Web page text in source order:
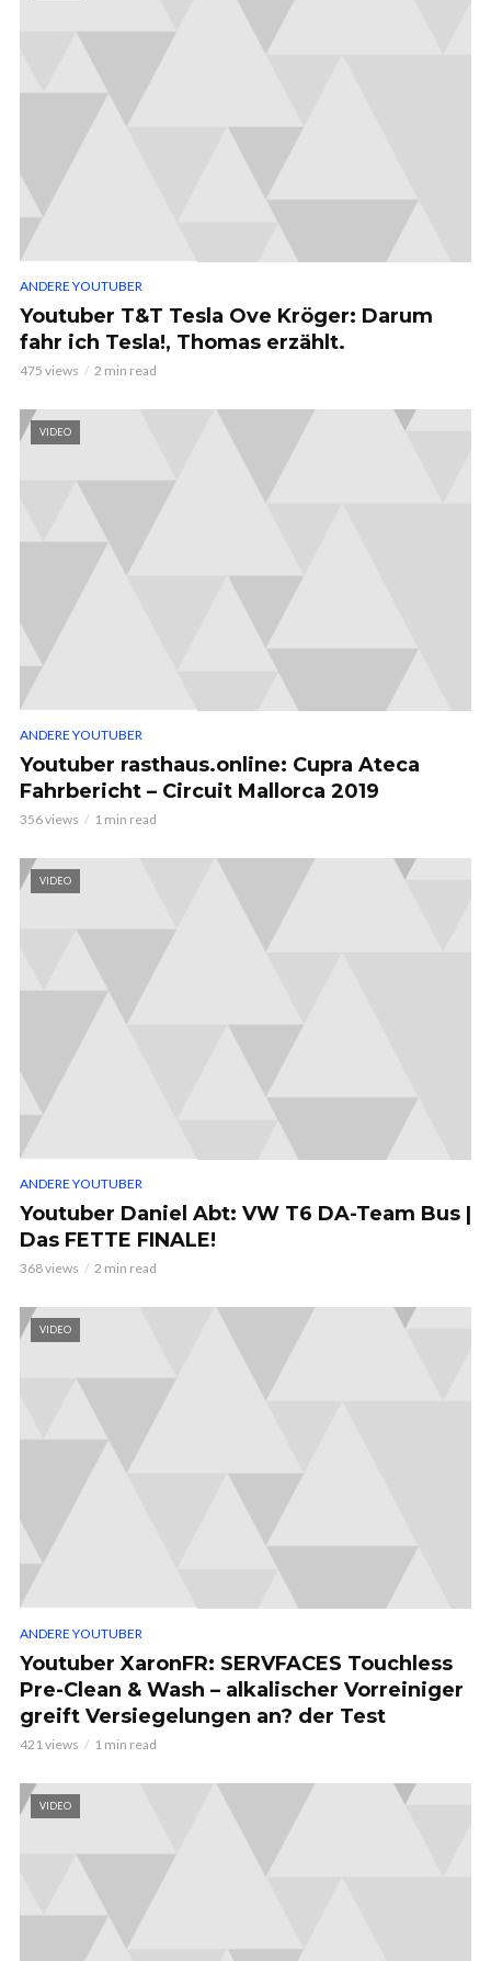
ANDERE YOUTUBER
Youtuber T&T Tesla Ove Kröger: Darum
fahr ich Tesla!, Thomas erzählt.
475 views 2 min read
VIDEO
ANDERE YOUTUBER
Youtuber rasthaus.online: Cupra Ateca
Fahrbericht – Circuit Mallorca 2019
356 views 1 min read
VIDEO
ANDERE YOUTUBER
Youtuber Daniel Abt: VW T6 DA-Team Bus |
Das FETTE FINALE!
368 views 2 min read
VIDEO
ANDERE YOUTUBER
Youtuber XaronFR: SERVFACES Touchless
Pre-Clean & Wash – alkalischer Vorreiniger
greift Versiegelungen an? der Test
421 views 1 min read
VIDEO